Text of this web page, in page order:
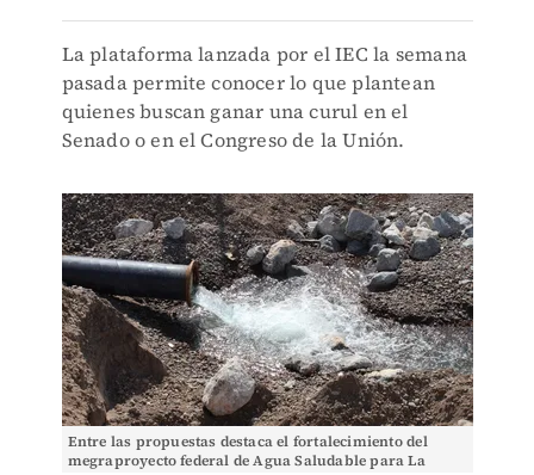
La plataforma lanzada por el IEC la semana
pasada permite conocer lo que plantean
quienes buscan ganar una curul en el
Senado o en el Congreso de la Unión.
Entre las propuestas destaca el fortalecimiento del
megraproyecto federal de Agua Saludable para La